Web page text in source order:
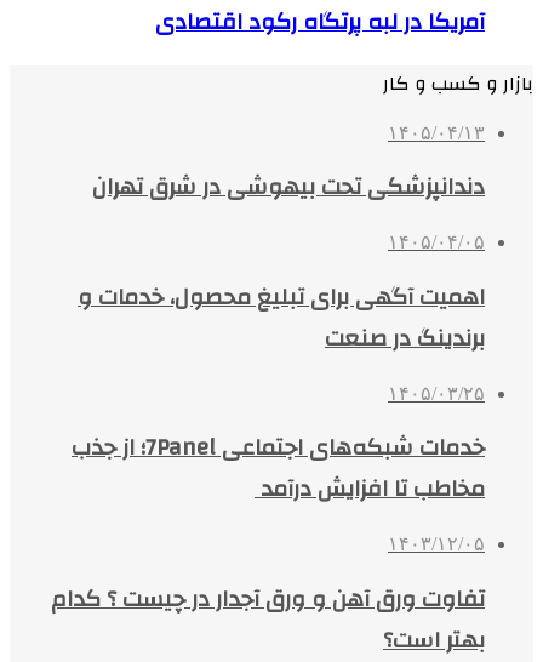
آمریکا در لبه پرتگاه رکود اقتصادی
بازار و کسب و کار
۱۴۰۵/۰۴/۱۳
دندانپزشکی تحت بیهوشی در شرق تهران
۱۴۰۵/۰۴/۰۵
اهمیت آگهی برای تبلیغ محصول، خدمات و
برندینگ در صنعت
۱۴۰۵/۰۳/۲۵
خدمات شبکه‌های اجتماعی 7Panel؛ از جذب
مخاطب تا افزایش درآمد
۱۴۰۳/۱۲/۰۵
تفاوت ورق آهن و ورق آجدار در چیست ؟ کدام
بهتر است؟